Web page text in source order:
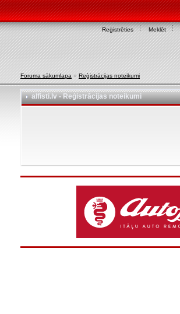
Reģistrēties Meklēt
Foruma sākumlapa » Reģistrācijas noteikumi
alfisti.lv - Reģistrācijas noteikumi